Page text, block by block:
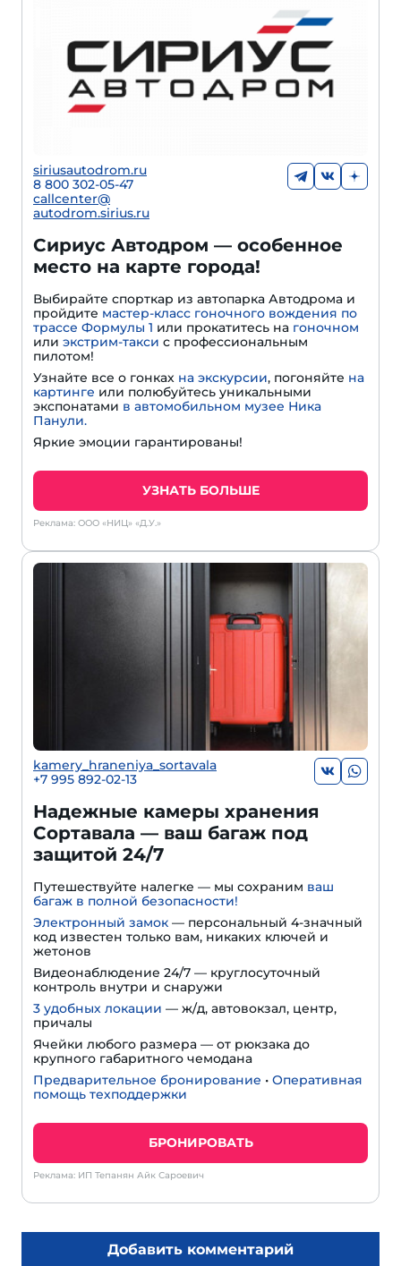
siriusautodrom.ru
8 800 302-05-47
callcenter@
autodrom.sirius.ru
Сириус Автодром — особенное
место на карте города!
Выбирайте спорткар из автопарка Автодрома и
пройдите мастер-класс гоночного вождения по
трассе Формулы 1 или прокатитесь на гоночном
или экстрим-такси с профессиональным
пилотом!
Узнайте все о гонках на экскурсии, погоняйте на
картинге или полюбуйтесь уникальными
экспонатами в автомобильном музее Ника
Панули.
Яркие эмоции гарантированы!
УЗНАТЬ БОЛЬШЕ
Реклама: ООО «НИЦ» «Д.У.»
kamery_hraneniya_sortavala
+7 995 892-02-13
Надежные камеры хранения
Сортавала — ваш багаж под
защитой 24/7
Путешествуйте налегке — мы сохраним ваш
багаж в полной безопасности!
Электронный замок — персональный 4-значный
код известен только вам, никаких ключей и
жетонов
Видеонаблюдение 24/7 — круглосуточный
контроль внутри и снаружи
3 удобных локации — ж/д, автовокзал, центр,
причалы
Ячейки любого размера — от рюкзака до
крупного габаритного чемодана
Предварительное бронирование • Оперативная
помощь техподдержки
БРОНИРОВАТЬ
Реклама: ИП Тепанян Айк Сароевич
Добавить комментарий